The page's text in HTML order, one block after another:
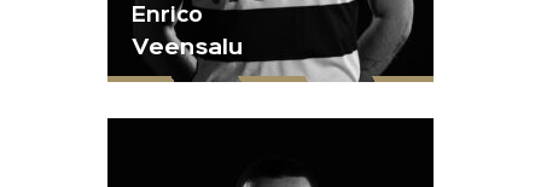
Enrico
Veensalu